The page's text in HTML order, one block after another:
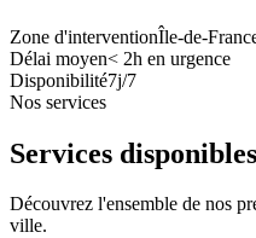
Zone d'interventionÎle-de-
Délai moyen< 2h en urgence
Disponibilité7j/7
Nos services
Services
Découvrez l'ensemble de nos
ville.